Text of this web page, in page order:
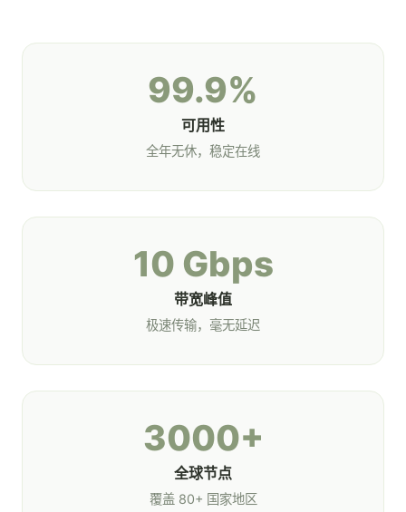
99.9%
可用性
全年无休，稳定在线
10 Gbps
带宽峰值
极速传输，毫无延迟
3000+
全球节点
覆盖 80+ 国家地区